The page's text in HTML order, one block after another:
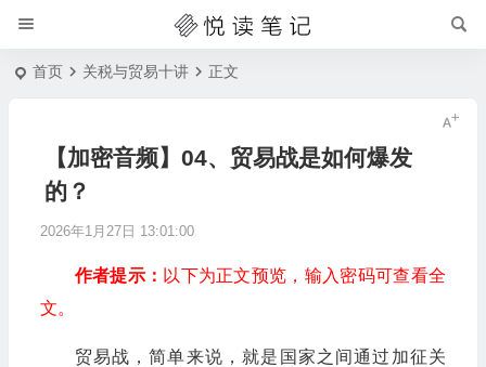
首页 关税与贸易十讲 正文
【加密音频】04、贸易战是如何爆发
的？
2026年1月27日 13:01:00
作者提示： 以下为正文预览，输入密码可查看全
文。
贸易战，简单来说，就是国家之间通过加征关